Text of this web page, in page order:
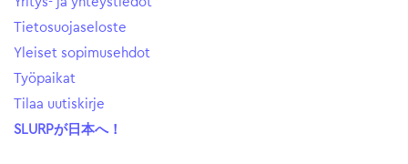
Tietosuojaseloste
Yleiset sopimusehdot
Työpaikat
Tilaa uutiskirje
SLURPが日本へ！